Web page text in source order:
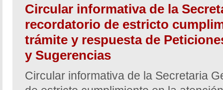
Circular informativa de la
recordatorio de estricto
trámite y respuesta de
y Sugerencias
Circular informativa de la Secretaria